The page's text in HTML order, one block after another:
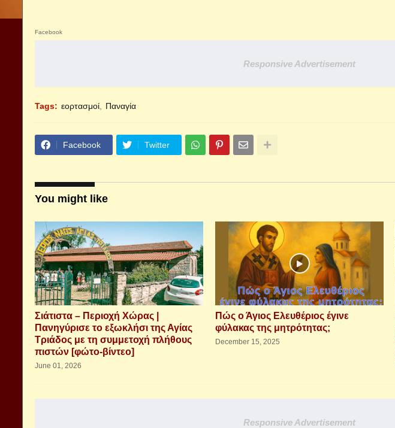
Facebook
Responsive Advertisement
Tags: εορτασμοί Παναγία
Facebook Twitter
You might like
Σιάτιστα – Περιοχή Χώρας |
Πανηγύρισε το εξωκλήσι της Αγίας
Τριάδος με τη συμμετοχή πλήθους
πιστών [φώτο-βίντεο]
June 01, 2026
Πώς ο Άγιος Ελευθέριος έγινε
φύλακας της μητρότητας;
December 15, 2025
Responsive Advertisement